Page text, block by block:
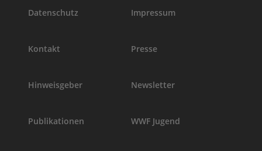
Datenschutz Impressum
Kontakt Presse
Hinweisgeber Newsletter
Publikationen WWF Jugend